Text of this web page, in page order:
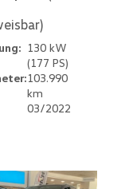
130 kW
(177 PS)
103.990
km
03/2022